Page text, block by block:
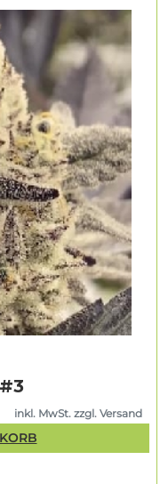
inkl. MwSt. zzgl. Versand